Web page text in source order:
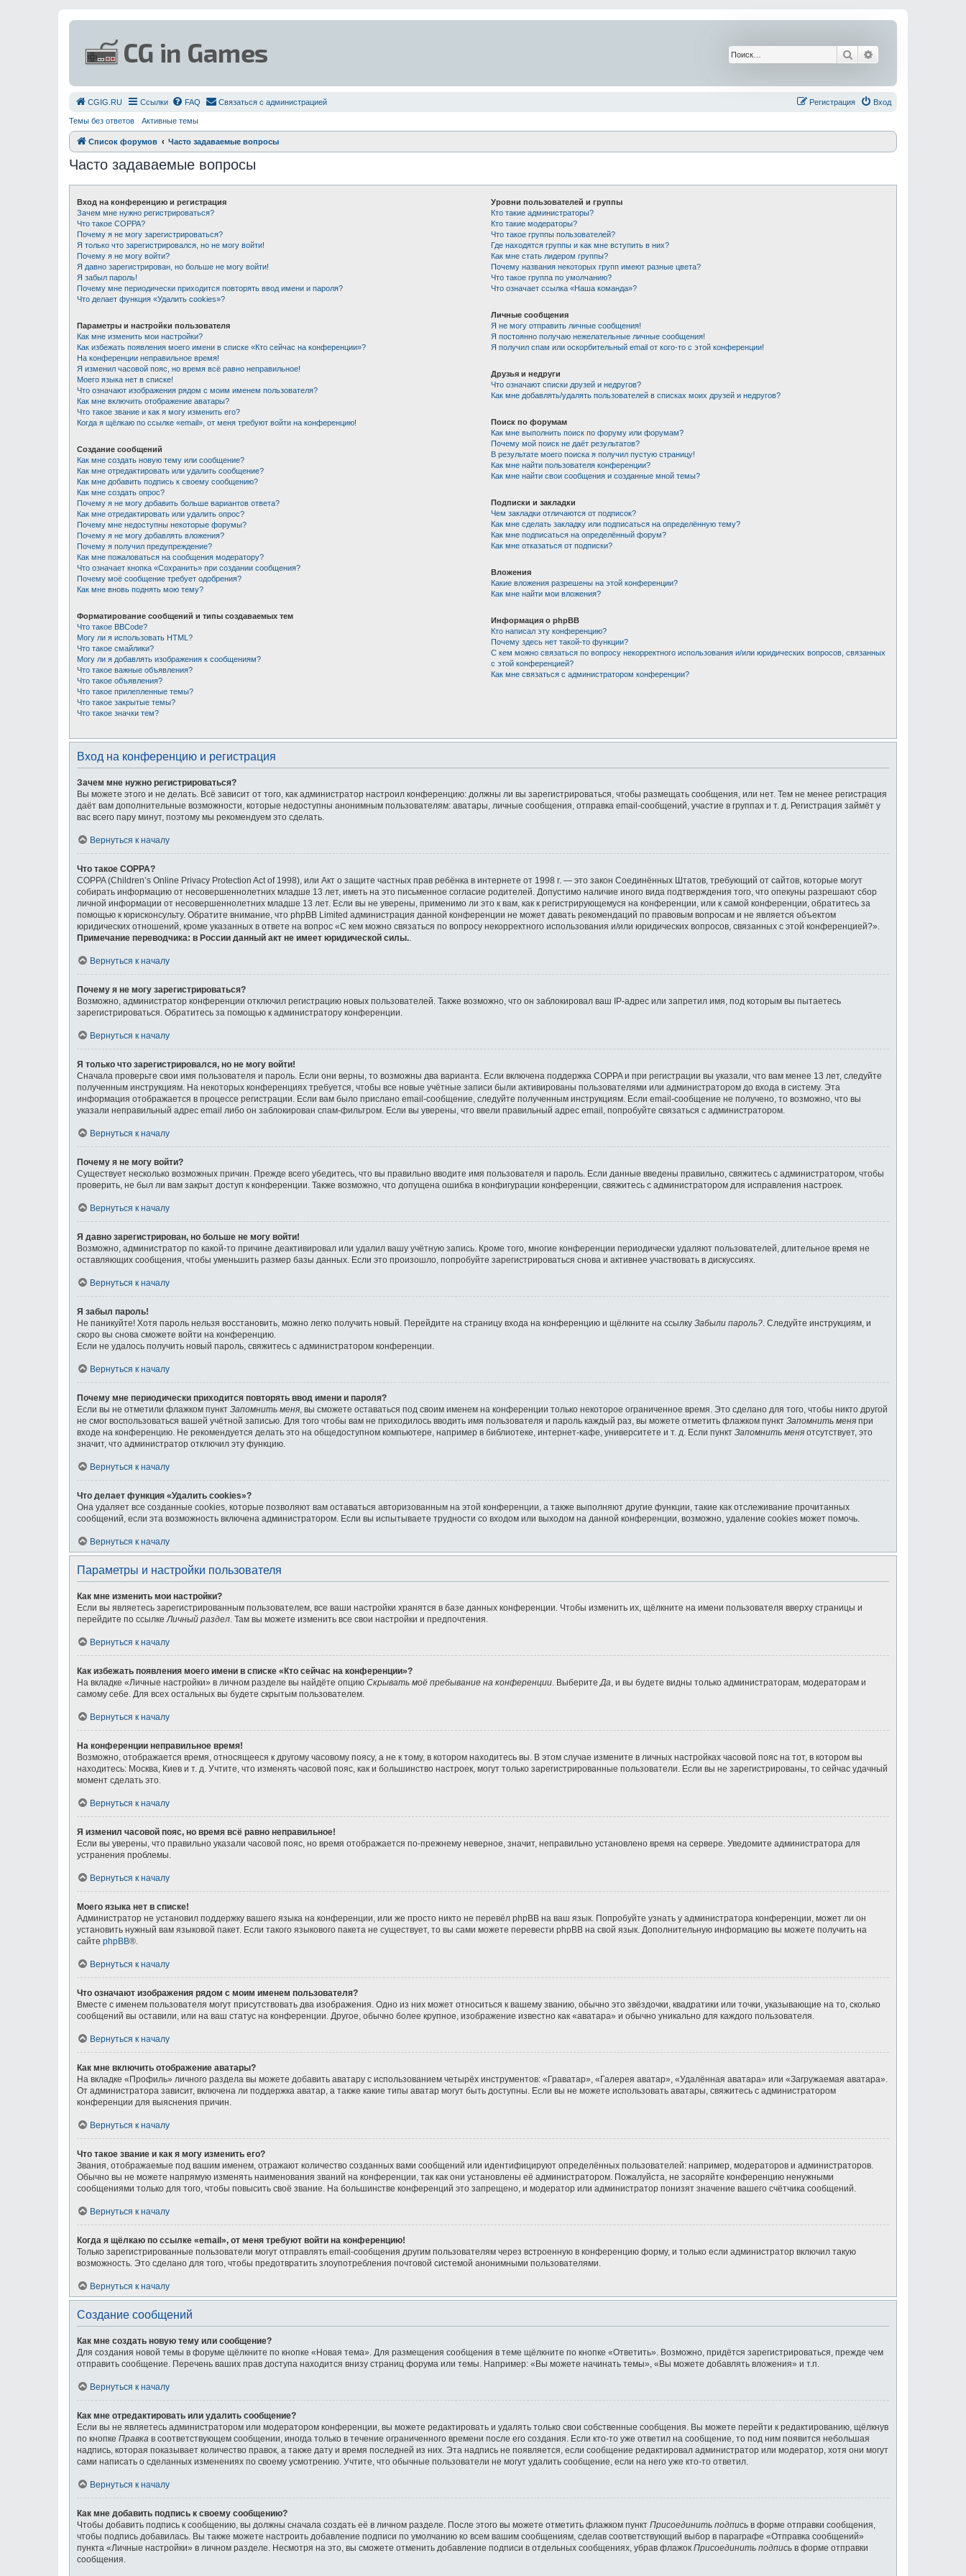
Поиск
СGIG.RU Ссылки FAQ Связаться с администрацией Вход
Регистрация
Темы без ответов Активные темы
Список форумов Часто задаваемые вопросы
Часто задаваемые вопросы
Вход на конференцию и регистрация
Зачем мне нужно регистрироваться?
Что такое COPPA?
Почему я не могу зарегистрироваться?
Я только что зарегистрировался, но не могу войти!
Почему я не могу войти?
Я давно зарегистрирован, но больше не могу войти!
Я забыл пароль!
Почему мне периодически приходится повторять ввод имени и пароля?
Что делает функция «Удалить cookies»?
Параметры и настройки пользователя
Как мне изменить мои настройки?
Как избежать появления моего имени в списке «Кто сейчас на конференции»?
На конференции неправильное время!
Я изменил часовой пояс, но время всё равно неправильное!
Моего языка нет в списке!
Что означают изображения рядом с моим именем пользователя?
Как мне включить отображение аватары?
Что такое звание и как я могу изменить его?
Когда я щёлкаю по ссылке «email», от меня требуют войти на конференцию!
Создание сообщений
Как мне создать новую тему или сообщение?
Как мне отредактировать или удалить сообщение?
Как мне добавить подпись к своему сообщению?
Как мне создать опрос?
Почему я не могу добавить больше вариантов ответа?
Как мне отредактировать или удалить опрос?
Почему мне недоступны некоторые форумы?
Почему я не могу добавлять вложения?
Почему я получил предупреждение?
Как мне пожаловаться на сообщения модератору?
Что означает кнопка «Сохранить» при создании сообщения?
Почему моё сообщение требует одобрения?
Как мне вновь поднять мою тему?
Форматирование сообщений и типы создаваемых тем
Что такое BBCode?
Могу ли я использовать HTML?
Что такое смайлики?
Могу ли я добавлять изображения к сообщениям?
Что такое важные объявления?
Что такое объявления?
Что такое прилепленные темы?
Что такое закрытые темы?
Что такое значки тем?
Уровни пользователей и группы
Кто такие администраторы?
Кто такие модераторы?
Что такое группы пользователей?
Где находятся группы и как мне вступить в них?
Как мне стать лидером группы?
Почему названия некоторых групп имеют разные цвета?
Что такое группа по умолчанию?
Что означает ссылка «Наша команда»?
Личные сообщения
Я не могу отправить личные сообщения!
Я постоянно получаю нежелательные личные сообщения!
Я получил спам или оскорбительный email от кого-то с этой конференции!
Друзья и недруги
Что означают списки друзей и недругов?
Как мне добавлять/удалять пользователей в списках моих друзей и недругов?
Поиск по форумам
Как мне выполнить поиск по форуму или форумам?
Почему мой поиск не даёт результатов?
В результате моего поиска я получил пустую страницу!
Как мне найти пользователя конференции?
Как мне найти свои сообщения и созданные мной темы?
Подписки и закладки
Чем закладки отличаются от подписок?
Как мне сделать закладку или подписаться на определённую тему?
Как мне подписаться на определённый форум?
Как мне отказаться от подписки?
Вложения
Какие вложения разрешены на этой конференции?
Как мне найти мои вложения?
Информация о phpBB
Кто написал эту конференцию?
Почему здесь нет такой-то функции?
С кем можно связаться по вопросу некорректного использования и/или юридических вопросов, связанных
с этой конференцией?
Как мне связаться с администратором конференции?
Вход на конференцию и регистрация
Зачем мне нужно регистрироваться?
Вы можете этого и не делать. Всё зависит от того, как администратор настроил конференцию: должны ли вы зарегистрироваться, чтобы размещать сообщения, или нет. Тем не менее регистрация
даёт вам дополнительные возможности, которые недоступны анонимным пользователям: аватары, личные сообщения, отправка email-сообщений, участие в группах и т. д. Регистрация займёт у
вас всего пару минут, поэтому мы рекомендуем это сделать.
Вернуться к началу
Что такое COPPA?
COPPA (Children’s Online Privacy Protection Act of 1998), или Акт о защите частных прав ребёнка в интернете от 1998 г. — это закон Соединённых Штатов, требующий от сайтов, которые могут
собирать информацию от несовершеннолетних младше 13 лет, иметь на это письменное согласие родителей. Допустимо наличие иного вида подтверждения того, что опекуны разрешают сбор
личной информации от несовершеннолетних младше 13 лет. Если вы не уверены, применимо ли это к вам, как к регистрирующемуся на конференции, или к самой конференции, обратитесь за
помощью к юрисконсульту. Обратите внимание, что phpBB Limited администрация данной конференции не может давать рекомендаций по правовым вопросам и не является объектом
юридических отношений, кроме указанных в ответе на вопрос «С кем можно связаться по вопросу некорректного использования и/или юридических вопросов, связанных с этой конференцией?».
Примечание переводчика: в России данный акт не имеет юридической силы..
Вернуться к началу
Почему я не могу зарегистрироваться?
Возможно, администратор конференции отключил регистрацию новых пользователей. Также возможно, что он заблокировал ваш IP-адрес или запретил имя, под которым вы пытаетесь
зарегистрироваться. Обратитесь за помощью к администратору конференции.
Вернуться к началу
Я только что зарегистрировался, но не могу войти!
Сначала проверьте свои имя пользователя и пароль. Если они верны, то возможны два варианта. Если включена поддержка COPPA и при регистрации вы указали, что вам менее 13 лет, следуйте
полученным инструкциям. На некоторых конференциях требуется, чтобы все новые учётные записи были активированы пользователями или администратором до входа в систему. Эта
информация отображается в процессе регистрации. Если вам было прислано email-сообщение, следуйте полученным инструкциям. Если email-сообщение не получено, то возможно, что вы
указали неправильный адрес email либо он заблокирован спам-фильтром. Если вы уверены, что ввели правильный адрес email, попробуйте связаться с администратором.
Вернуться к началу
Почему я не могу войти?
Существует несколько возможных причин. Прежде всего убедитесь, что вы правильно вводите имя пользователя и пароль. Если данные введены правильно, свяжитесь с администратором, чтобы
проверить, не был ли вам закрыт доступ к конференции. Также возможно, что допущена ошибка в конфигурации конференции, свяжитесь с администратором для исправления настроек.
Вернуться к началу
Я давно зарегистрирован, но больше не могу войти!
Возможно, администратор по какой-то причине деактивировал или удалил вашу учётную запись. Кроме того, многие конференции периодически удаляют пользователей, длительное время не
оставляющих сообщения, чтобы уменьшить размер базы данных. Если это произошло, попробуйте зарегистрироваться снова и активнее участвовать в дискуссиях.
Вернуться к началу
Я забыл пароль!
Не паникуйте! Хотя пароль нельзя восстановить, можно легко получить новый. Перейдите на страницу входа на конференцию и щёлкните на ссылку Забыли пароль?. Следуйте инструкциям, и
скоро вы снова сможете войти на конференцию.
Если не удалось получить новый пароль, свяжитесь с администратором конференции.
Вернуться к началу
Почему мне периодически приходится повторять ввод имени и пароля?
Если вы не отметили флажком пункт Запомнить меня, вы сможете оставаться под своим именем на конференции только некоторое ограниченное время. Это сделано для того, чтобы никто другой
не смог воспользоваться вашей учётной записью. Для того чтобы вам не приходилось вводить имя пользователя и пароль каждый раз, вы можете отметить флажком пункт Запомнить меня при
входе на конференцию. Не рекомендуется делать это на общедоступном компьютере, например в библиотеке, интернет-кафе, университете и т. д. Если пункт Запомнить меня отсутствует, это
значит, что администратор отключил эту функцию.
Вернуться к началу
Что делает функция «Удалить cookies»?
Она удаляет все созданные cookies, которые позволяют вам оставаться авторизованным на этой конференции, а также выполняют другие функции, такие как отслеживание прочитанных
сообщений, если эта возможность включена администратором. Если вы испытываете трудности со входом или выходом на данной конференции, возможно, удаление cookies может помочь.
Вернуться к началу
Параметры и настройки пользователя
Как мне изменить мои настройки?
Если вы являетесь зарегистрированным пользователем, все ваши настройки хранятся в базе данных конференции. Чтобы изменить их, щёлкните на имени пользователя вверху страницы и
перейдите по ссылкеЛичный раздел. Там вы можете изменить все свои настройки и предпочтения.
Вернуться к началу
Как избежать появления моего имени в списке «Кто сейчас на конференции»?
На вкладке «Личные настройки» в личном разделе вы найдёте опцию Скрывать моё пребывание на конференции. ВыберитеДа, и вы будете видны только администраторам, модераторам и
самому себе. Для всех остальных вы будете скрытым пользователем.
Вернуться к началу
На конференции неправильное время!
Возможно, отображается время, относящееся к другому часовому поясу, а не к тому, в котором находитесь вы. В этом случае измените в личных настройках часовой пояс на тот, в котором вы
находитесь: Москва, Киев и т. д. Учтите, что изменять часовой пояс, как и большинство настроек, могут только зарегистрированные пользователи. Если вы не зарегистрированы, то сейчас удачный
момент сделать это.
Вернуться к началу
Я изменил часовой пояс, но время всё равно неправильное!
Если вы уверены, что правильно указали часовой пояс, но время отображается по-прежнему неверное, значит, неправильно установлено время на сервере. Уведомите администратора для
устранения проблемы.
Вернуться к началу
Моего языка нет в списке!
Администратор не установил поддержку вашего языка на конференции, или же просто никто не перевёл phpBB на ваш язык. Попробуйте узнать у администратора конференции, может ли он
установить нужный вам языковой пакет. Если такого языкового пакета не существует, то вы сами можете перевести phpBB на свой язык. Дополнительную информацию вы можете получить на
сайте phpBB®.
Вернуться к началу
Что означают изображения рядом с моим именем пользователя?
Вместе с именем пользователя могут присутствовать два изображения. Одно из них может относиться к вашему званию, обычно это звёздочки, квадратики или точки, указывающие на то, сколько
сообщений вы оставили, или на ваш статус на конференции. Другое, обычно более крупное, изображение известно как «аватара» и обычно уникально для каждого пользователя.
Вернуться к началу
Как мне включить отображение аватары?
На вкладке «Профиль» личного раздела вы можете добавить аватару с использованием четырёх инструментов: «Граватар», «Галерея аватар», «Удалённая аватара» или «Загружаемая аватара».
От администратора зависит, включена ли поддержка аватар, а также какие типы аватар могут быть доступны. Если вы не можете использовать аватары, свяжитесь с администратором
конференции для выяснения причин.
Вернуться к началу
Что такое звание и как я могу изменить его?
Звания, отображаемые под вашим именем, отражают количество созданных вами сообщений или идентифицируют определённых пользователей: например, модераторов и администраторов.
Обычно вы не можете напрямую изменять наименования званий на конференции, так как они установлены её администратором. Пожалуйста, не засоряйте конференцию ненужными
сообщениями только для того, чтобы повысить своё звание. На большинстве конференций это запрещено, и модератор или администратор понизят значение вашего счётчика сообщений.
Вернуться к началу
Когда я щёлкаю по ссылке «email», от меня требуют войти на конференцию!
Только зарегистрированные пользователи могут отправлять email-сообщения другим пользователям через встроенную в конференцию форму, и только если администратор включил такую
возможность. Это сделано для того, чтобы предотвратить злоупотребления почтовой системой анонимными пользователями.
Вернуться к началу
Создание сообщений
Как мне создать новую тему или сообщение?
Для создания новой темы в форуме щёлкните по кнопке «Новая тема». Для размещения сообщения в теме щёлкните по кнопке «Ответить». Возможно, придётся зарегистрироваться, прежде чем
отправить сообщение. Перечень ваших прав доступа находится внизу страниц форума или темы. Например: «Вы можете начинать темы», «Вы можете добавлять вложения» и т.п.
Вернуться к началу
Как мне отредактировать или удалить сообщение?
Если вы не являетесь администратором или модератором конференции, вы можете редактировать и удалять только свои собственные сообщения. Вы можете перейти к редактированию, щёлкнув
по кнопке Правка в соответствующем сообщении, иногда только в течение ограниченного времени после его создания. Если кто-то уже ответил на сообщение, то под ним появится небольшая
надпись, которая показывает количество правок, а также дату и время последней из них. Эта надпись не появляется, если сообщение редактировал администратор или модератор, хотя они могут
сами написать о сделанных изменениях по своему усмотрению. Учтите, что обычные пользователи не могут удалить сообщение, если на него уже кто-то ответил.
Вернуться к началу
Как мне добавить подпись к своему сообщению?
Чтобы добавить подпись к сообщению, вы должны сначала создать её в личном разделе. После этого вы можете отметить флажком пункт Присоединить подпись в форме отправки сообщения,
чтобы подпись добавилась. Вы также можете настроить добавление подписи по умолчанию ко всем вашим сообщениям, сделав соответствующий выбор в параграфе «Отправка сообщений»
пункта «Личные настройки» в личном разделе. Несмотря на это, вы сможете отменить добавление подписи в отдельных сообщениях, убрав флажок Присоединить подпись в форме отправки
сообщения.